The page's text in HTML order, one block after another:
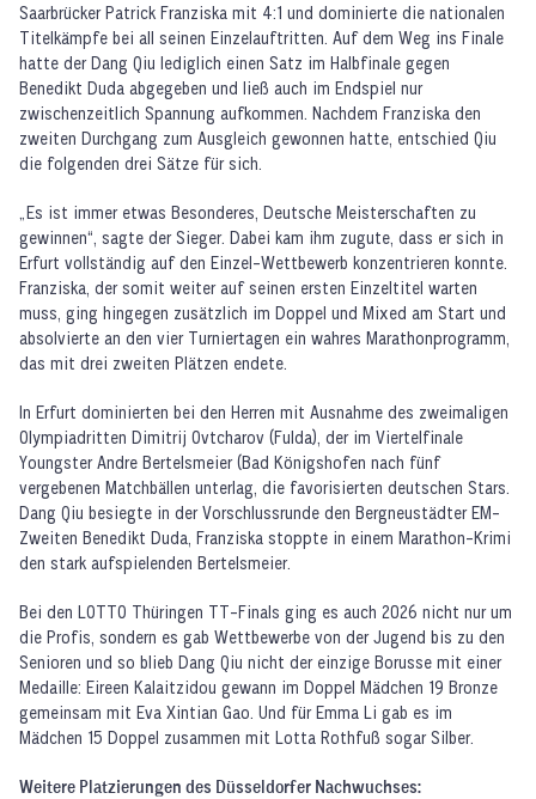
Saarbrücker Patrick Franziska mit 4:1 und dominierte die nationalen
Titelkämpfe bei all seinen Einzelauftritten. Auf dem Weg ins Finale
hatte der Dang Qiu lediglich einen Satz im Halbfinale gegen
Benedikt Duda abgegeben und ließ auch im Endspiel nur
zwischenzeitlich Spannung aufkommen. Nachdem Franziska den
zweiten Durchgang zum Ausgleich gewonnen hatte, entschied Qiu
die folgenden drei Sätze für sich.
„Es ist immer etwas Besonderes, Deutsche Meisterschaften zu
gewinnen“, sagte der Sieger. Dabei kam ihm zugute, dass er sich in
Erfurt vollständig auf den Einzel-Wettbewerb konzentrieren konnte.
Franziska, der somit weiter auf seinen ersten Einzeltitel warten
muss, ging hingegen zusätzlich im Doppel und Mixed am Start und
absolvierte an den vier Turniertagen ein wahres Marathonprogramm,
das mit drei zweiten Plätzen endete.
In Erfurt dominierten bei den Herren mit Ausnahme des zweimaligen
Olympiadritten Dimitrij Ovtcharov (Fulda), der im Viertelfinale
Youngster Andre Bertelsmeier (Bad Königshofen nach fünf
vergebenen Matchbällen unterlag, die favorisierten deutschen Stars.
Dang Qiu besiegte in der Vorschlussrunde den Bergneustädter EM-
Zweiten Benedikt Duda, Franziska stoppte in einem Marathon-Krimi
den stark aufspielenden Bertelsmeier.
Bei den LOTTO Thüringen TT-Finals ging es auch 2026 nicht nur um
die Profis, sondern es gab Wettbewerbe von der Jugend bis zu den
Senioren und so blieb Dang Qiu nicht der einzige Borusse mit einer
Medaille: Eireen Kalaitzidou gewann im Doppel Mädchen 19 Bronze
gemeinsam mit Eva Xintian Gao. Und für Emma Li gab es im
Mädchen 15 Doppel zusammen mit Lotta Rothfuß sogar Silber.
Weitere Platzierungen des Düsseldorfer Nachwuchses: